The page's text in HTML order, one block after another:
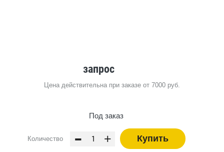
запрос
Цена действительна при заказе от 7000 руб.
Под заказ
Количество - + Купить